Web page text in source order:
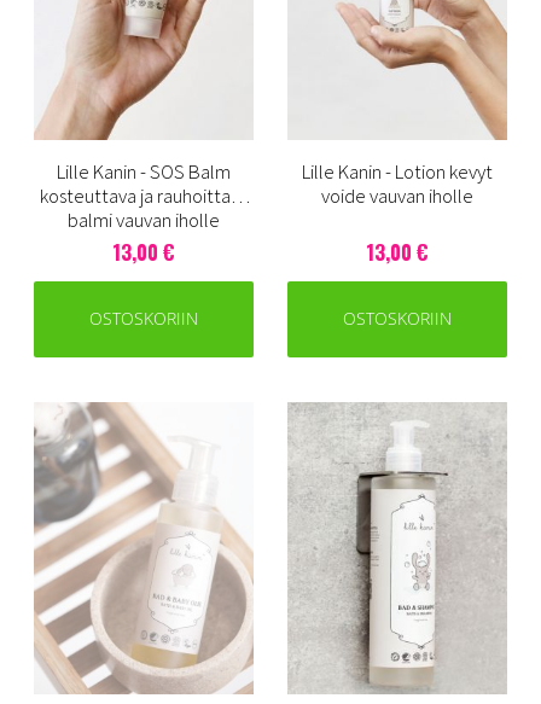
Lille Kanin - SOS Balm
kosteuttava ja rauhoittava
balmi vauvan iholle
13,00 €
OSTOSKORIIN
Lille Kanin - Lotion kevyt
voide vauvan iholle
13,00 €
OSTOSKORIIN